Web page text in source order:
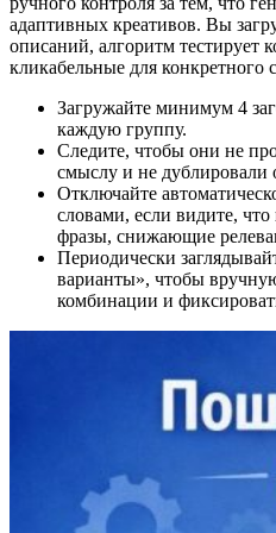
адаптивных креативов. Вы
описаний, алгоритм тестирует
кликабельные для конкретного
Загружайте минимум 4
каждую группу.
Следите, чтобы они не
смыслу и не дублировали
Отключайте
словами, если видите,
фразы, снижающие
Периодически
варианты», чтобы
комбинации и